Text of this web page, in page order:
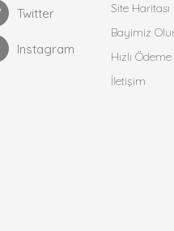
Twitter
Instagram
Site Haritası
Bayimiz
Hızlı Ödeme
İletişim